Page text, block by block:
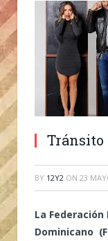
Tránsito
BY 12Y2 ON 23
La
Dominicano